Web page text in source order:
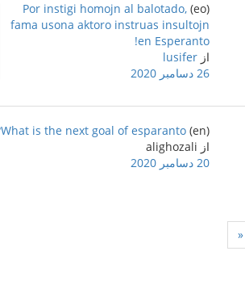
(eo)
Por instigi homojn al balotado,
fama usona aktoro instruas insultojn
en Esperanto!
از lusifer
26 دسامبر 2020
(en)
What is the next goal of esparanto?
از alighozali
20 دسامبر 2020
«